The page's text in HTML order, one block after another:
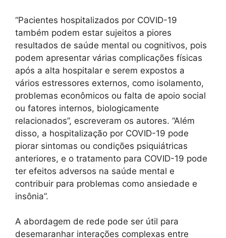
“Pacientes hospitalizados por COVID-19
também podem estar sujeitos a piores
resultados de saúde mental ou cognitivos, pois
podem apresentar várias complicações físicas
após a alta hospitalar e serem expostos a
vários estressores externos, como isolamento,
problemas econômicos ou falta de apoio social
ou fatores internos, biologicamente
relacionados”, escreveram os autores. “Além
disso, a hospitalização por COVID-19 pode
piorar sintomas ou condições psiquiátricas
anteriores, e o tratamento para COVID-19 pode
ter efeitos adversos na saúde mental e
contribuir para problemas como ansiedade e
insônia”.
A abordagem de rede pode ser útil para
desemaranhar interações complexas entre